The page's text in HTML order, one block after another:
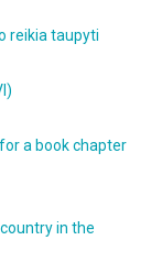
reikia taupyti
a book chapter
in the